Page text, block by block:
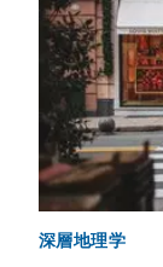
深層地理学